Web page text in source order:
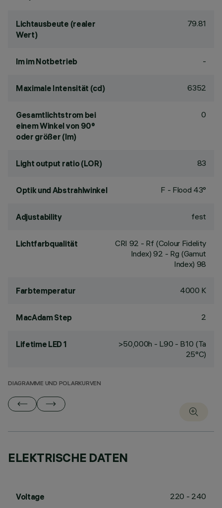
Lichtausbeute (realer
Wert)
79.81
lm im Notbetrieb -
Maximale Intensität (cd) 6352
Gesamtlichtstrom bei
einem Winkel von 90°
oder größer (lm)
0
Light output ratio (LOR) 83
Optik und Abstrahlwinkel F - Flood 43°
Adjustability fest
Lichtfarbqualität CRI 92 - Rf (Colour Fidelity
Index) 92 - Rg (Gamut
Index) 98
Farbtemperatur 4000 K
MacAdam Step 2
Lifetime LED 1
>50,000h - L90 - B10 (Ta
25°C)
DIAGRAMME UND POLARKURVEN
ELEKTRISCHE DATEN
Voltage 220 - 240